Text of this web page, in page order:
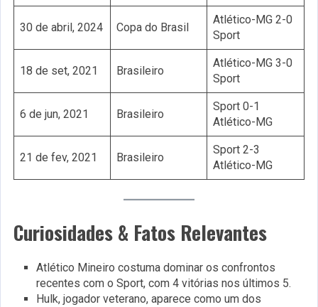
30 de abril, 2024 Copa do Brasil
Atlético-MG 2-0
Sport
18 de set, 2021 Brasileiro
Atlético-MG 3-0
Sport
6 de jun, 2021 Brasileiro
Sport 0-1
Atlético-MG
21 de fev, 2021 Brasileiro
Sport 2-3
Atlético-MG
Curiosidades & Fatos Relevantes
Atlético Mineiro costuma dominar os confrontos
recentes com o Sport, com 4 vitórias nos últimos 5.
Hulk, jogador veterano, aparece como um dos